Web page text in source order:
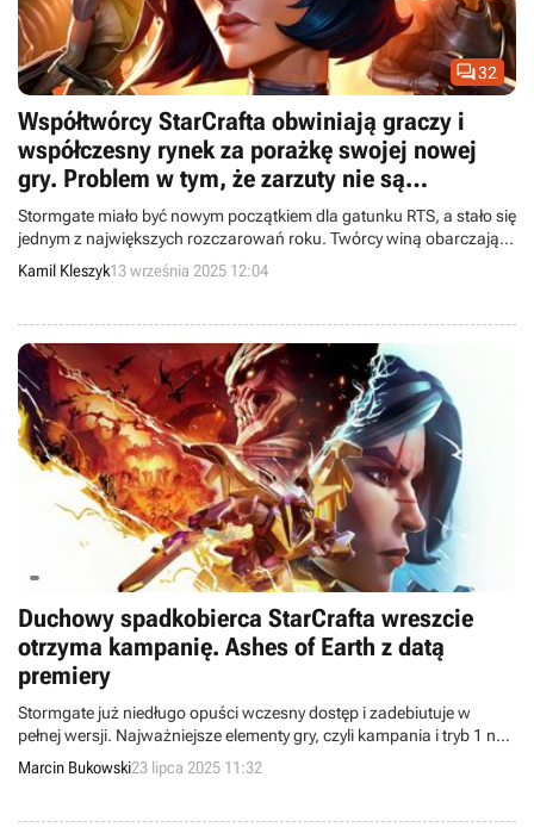
32
Współtwórcy StarCrafta obwiniają graczy i
współczesny rynek za porażkę swojej nowej
gry. Problem w tym, że zarzuty nie są
bezpodstawne
Stormgate miało być nowym początkiem dla gatunku RTS, a stało się
jednym z największych rozczarowań roku. Twórcy winą obarczają
graczy oraz rynek, ale problem leży gdzie indziej.
Kamil Kleszyk13 września 2025 12:04
Duchowy spadkobierca StarCrafta wreszcie
otrzyma kampanię. Ashes of Earth z datą
premiery
Stormgate już niedługo opuści wczesny dostęp i zadebiutuje w
pełnej wersji. Najważniejsze elementy gry, czyli kampania i tryb 1 na
1, są już gotowe.
Marcin Bukowski23 lipca 2025 11:32